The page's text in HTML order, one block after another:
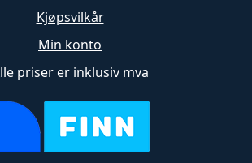
Kjøpsvilkår
Min konto
priser er inklusiv mva